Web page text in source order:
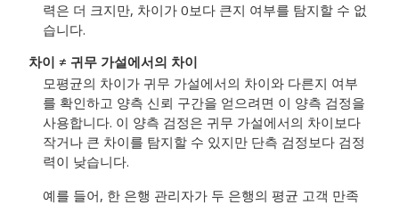
력은 더 크지만, 차이가 0보다 큰지 여부를 탐지할 수 없
습니다.
차이 ≠ 귀무 가설에서의 차이
모평균의 차이가 귀무 가설에서의 차이와 다른지 여부
를 확인하고 양측 신뢰 구간을 얻으려면 이 양측 검정을
사용합니다. 이 양측 검정은 귀무 가설에서의 차이보다
작거나 큰 차이를 탐지할 수 있지만 단측 검정보다 검정
력이 낮습니다.
예를 들어, 한 은행 관리자가 두 은행의 평균 고객 만족